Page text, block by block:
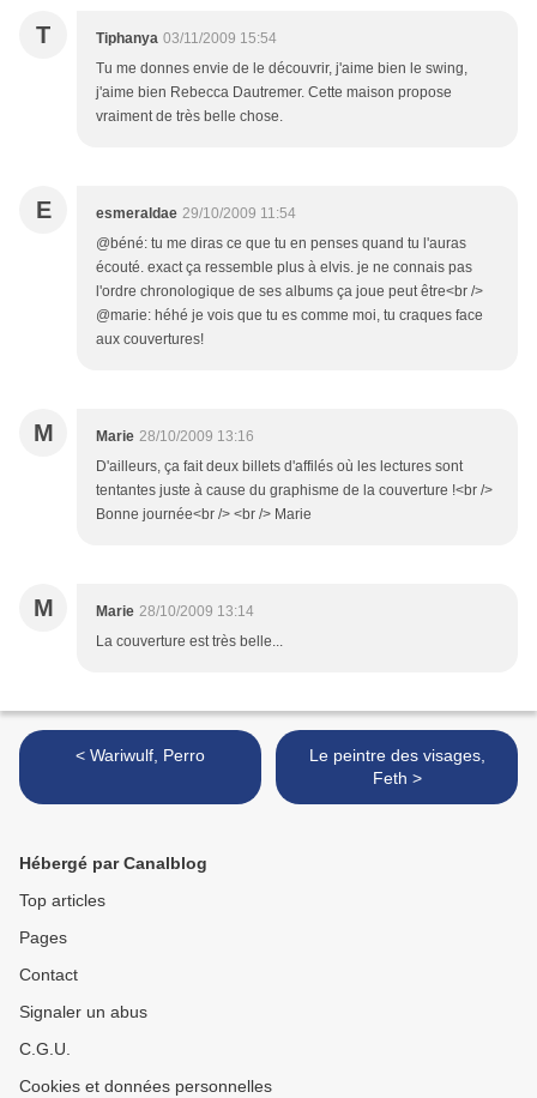
T Tiphanya 03/11/2009 15:54
Tu me donnes envie de le découvrir, j'aime bien le swing,
j'aime bien Rebecca Dautremer. Cette maison propose
vraiment de très belle chose.
E esmeraldae 29/10/2009 11:54
@béné: tu me diras ce que tu en penses quand tu l'auras
écouté. exact ça ressemble plus à elvis. je ne connais pas
l'ordre chronologique de ses albums ça joue peut être<br />
@marie: héhé je vois que tu es comme moi, tu craques face
aux couvertures!
M Marie 28/10/2009 13:16
D'ailleurs, ça fait deux billets d'affilés où les lectures sont
tentantes juste à cause du graphisme de la couverture !<br />
Bonne journée<br /> <br /> Marie
M Marie 28/10/2009 13:14
La couverture est très belle...
< Wariwulf, Perro
Le peintre des visages,
Feth >
Hébergé par Canalblog
Top articles
Pages
Contact
Signaler un abus
C.G.U.
Cookies et données personnelles